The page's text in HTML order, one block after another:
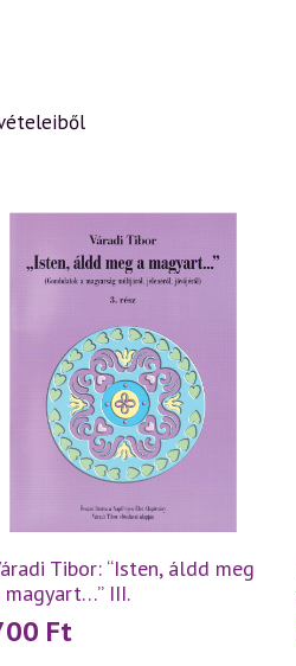
Tibor: “Isten, áldd meg
magyart…” III.
Ft